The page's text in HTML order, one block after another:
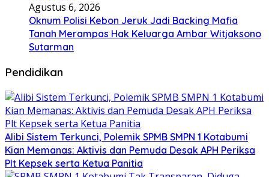
Agustus 6, 2026
Oknum Polisi Kebon Jeruk Jadi Backing Mafia
Tanah Merampas Hak Keluarga Ambar Witjaksono
Sutarman
Pendidikan
Alibi Sistem Terkunci, Polemik SPMB SMPN 1 Kotabumi
Kian Memanas: Aktivis dan Pemuda Desak APH Periksa
Plt Kepsek serta Ketua Panitia